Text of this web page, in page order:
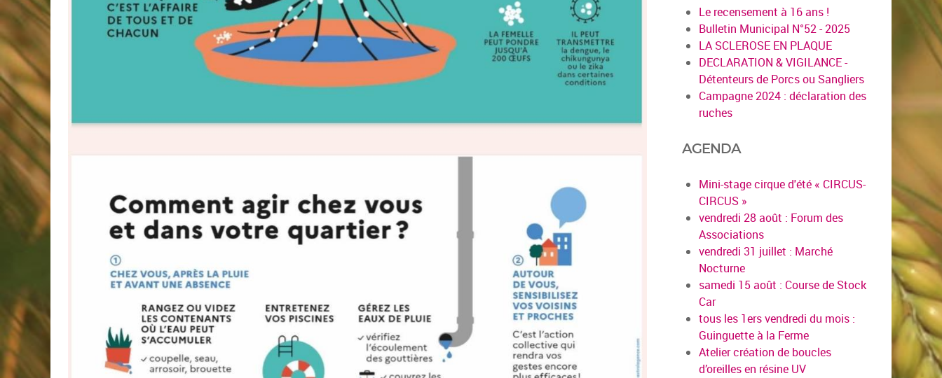
Le recensement à 16 ans !
Bulletin Municipal N°52 - 2025
LA SCLEROSE EN PLAQUE
DECLARATION & VIGILANCE -
Détenteurs de Porcs ou Sangliers
Campagne 2024 : déclaration des
ruches
AGENDA
Mini-stage cirque d'été « CIRCUS-
CIRCUS »
vendredi 28 août : Forum des
Associations
vendredi 31 juillet : Marché
Nocturne
samedi 15 août : Course de Stock
Car
tous les 1ers vendredi du mois :
Guinguette à la Ferme
Atelier création de boucles
d’oreilles en résine UV